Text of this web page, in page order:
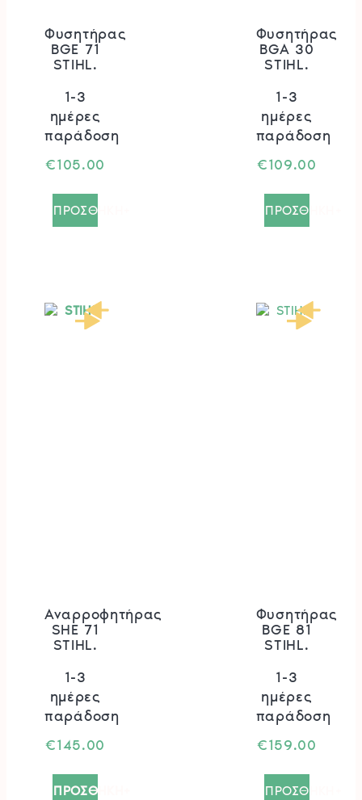
Φυσητήρας
BGE 71
STIHL.
1-3
ημέρες
παράδοση
€105.00
ΠΡΟΣΘΗΚΗ+
Φυσητήρας
BGA 30
STIHL.
1-3
ημέρες
παράδοση
€109.00
ΠΡΟΣΘΗΚΗ+
Αναρροφητήρας
SHE 71
STIHL.
1-3
ημέρες
παράδοση
€145.00
ΠΡΟΣΘΗΚΗ+
Φυσητήρας
BGE 81
STIHL.
1-3
ημέρες
παράδοση
€159.00
ΠΡΟΣΘΗΚΗ+